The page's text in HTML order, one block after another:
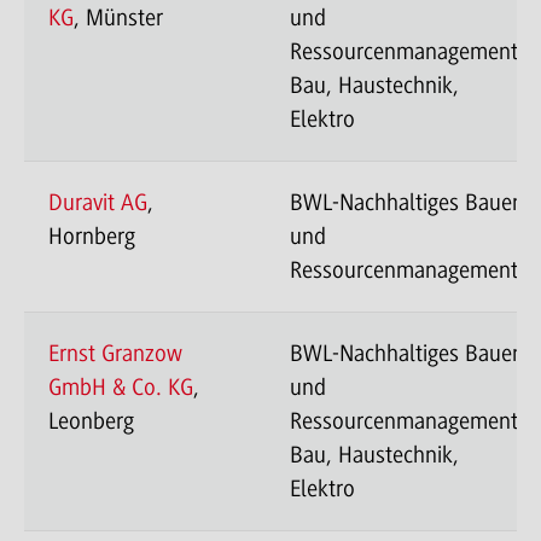
KG, Münster
und
Ressourcenmanagement-
Bau, Haustechnik,
Elektro
Duravit AG,
Hornberg
BWL-Nachhaltiges Bauen
und
Ressourcenmanagement
Ernst Granzow
GmbH & Co. KG,
Leonberg
BWL-Nachhaltiges Bauen
und
Ressourcenmanagement-
Bau, Haustechnik,
Elektro